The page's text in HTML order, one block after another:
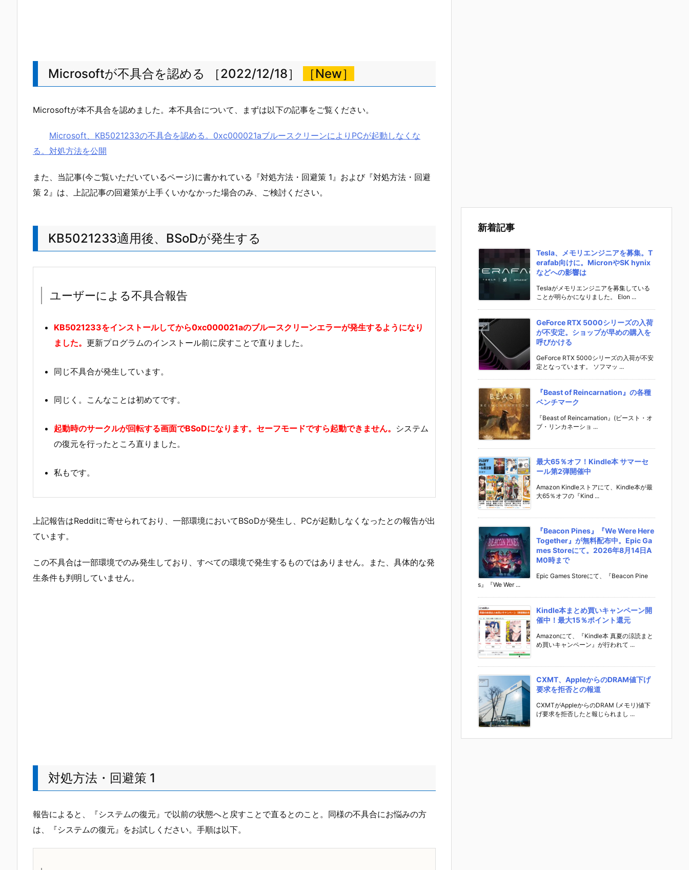
Microsoftが不具合を認める ［2022/12/18］ ［New］
Microsoftが本不具合を認めました。本不具合について、まずは以下の記事をご覧ください。
Microsoft、KB5021233の不具合を認める。0xc000021aブルースクリーンによりPCが起動しなくな
る。対処方法を公開
また、当記事(今ご覧いただいているページ)に書かれている『対処方法・回避策 1』および『対処方法・回避
策 2』は、上記記事の回避策が上手くいかなかった場合のみ、ご検討ください。
KB5021233適用後、BSoDが発生する
ユーザーによる不具合報告
KB5021233をインストールしてから0xc000021aのブルースクリーンエラーが発生するようになり
ました。 更新プログラムのインストール前に戻すことで直りました。
同じ不具合が発生しています。
同じく。こんなことは初めてです。
起動時のサークルが回転する画面でBSoDになります。セーフモードですら起動できません。 システム
の復元を行ったところ直りました。
私もです。
上記報告はRedditに寄せられており、一部環境においてBSoDが発生し、PCが起動しなくなったとの報告が出
ています。
この不具合は一部環境でのみ発生しており、すべての環境で発生するものではありません。また、具体的な発
生条件も判明していません。
対処方法・回避策 1
報告によると、『システムの復元』で以前の状態へと戻すことで直るとのこと。同様の不具合にお悩みの方
は、『システムの復元』をお試しください。手順は以下。
新着記事
Tesla、メモリエンジニアを募集。T
erafab向けに。MicronやSK hynix
などへの影響は
Teslaがメモリエンジニアを募集している
ことが明らかになりました。 Elon ...
GeForce RTX 5000シリーズの入荷
が不安定。ショップが早めの購入を
呼びかける
GeForce RTX 5000シリーズの入荷が不安
定となっています。 ソフマッ ...
『Beast of Reincarnation』の各種
ベンチマーク
『Beast of Reincarnation』(ビースト・オ
ブ・リンカネーショ ...
最大65％オフ！Kindle本 サマーセ
ール第2弾開催中
Amazon Kindleストアにて、Kindle本が最
大65％オフの『Kind ...
『Beacon Pines』『We Were Here
Together』が無料配布中。Epic Ga
mes Storeにて。2026年8月14日A
M0時まで
Epic Games Storeにて、『Beacon Pine
s』『We Wer ...
Kindle本まとめ買いキャンペーン開
催中！最大15％ポイント還元
Amazonにて、『Kindle本 真夏の涼読まと
め買いキャンペーン』が行われて ...
CXMT、AppleからのDRAM値下げ
要求を拒否との報道
CXMTがAppleからのDRAM (メモリ)値下
げ要求を拒否したと報じられまし ...